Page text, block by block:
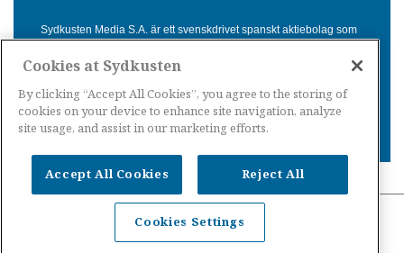
Sydkusten Media S.A. är ett svenskdrivet spanskt aktiebolag som
Spanien. Genom nyhetsbevakning av hela Spanien, med bas på
informationsförmedling för svenskar i Spanien.
Nyheter Spanien· Nyheter Costa del Sol
Costa Tropical
Nyheter Costa Blanca
Cookies at Sydkusten
By clicking “Accept All Cookies”, you agree to the storing of
cookies on your device to enhance site navigation, analyze
site usage, and assist in our marketing efforts.
Accept All Cookies Reject All
Cookies Settings